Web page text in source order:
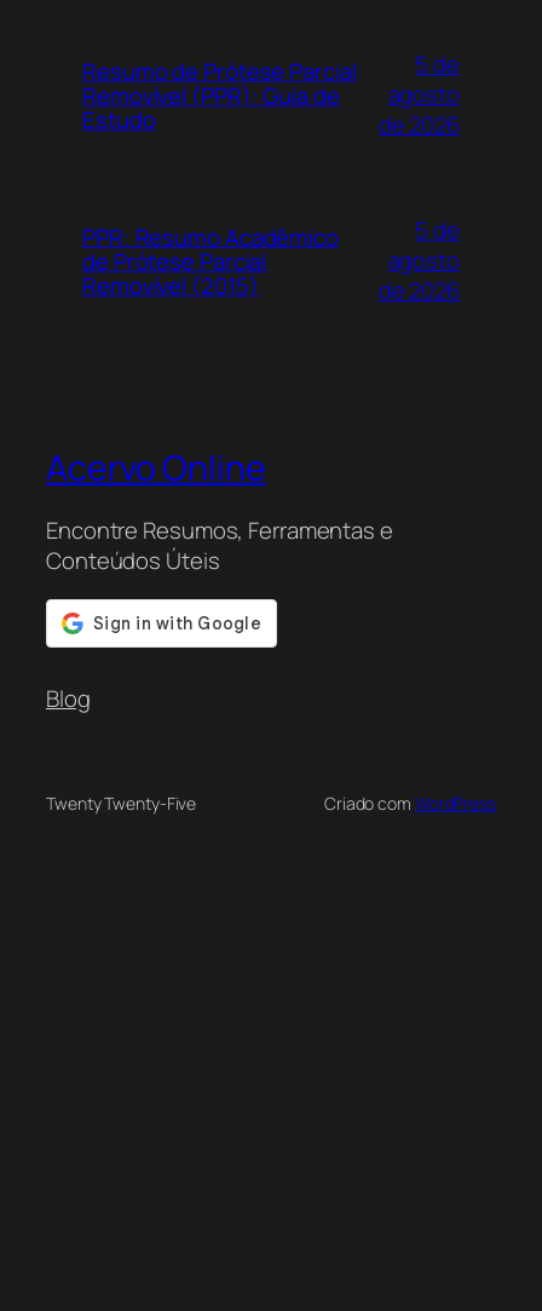
Resumo de Prótese Parcial
Removível (PPR): Guia de
Estudo
5 de
agosto
de 2026
PPR: Resumo Acadêmico
de Prótese Parcial
Removível (2015)
5 de
agosto
de 2026
Acervo Online
Encontre Resumos, Ferramentas e
Conteúdos Úteis
Blog
Twenty Twenty-Five Criado com WordPress